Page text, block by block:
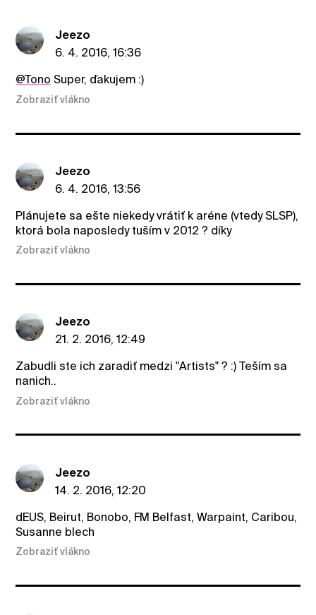
Jeezo
6. 4. 2016, 16:36
@Tono Super, ďakujem :)
Zobraziť vlákno
Jeezo
6. 4. 2016, 13:56
Plánujete sa ešte niekedy vrátiť k aréne (vtedy SLSP),
ktorá bola naposledy tuším v 2012 ? díky
Zobraziť vlákno
Jeezo
21. 2. 2016, 12:49
Zabudli ste ich zaradiť medzi "Artists" ? :) Teším sa
nanich..
Zobraziť vlákno
Jeezo
14. 2. 2016, 12:20
dEUS, Beirut, Bonobo, FM Belfast, Warpaint, Caribou,
Susanne blech
Zobraziť vlákno